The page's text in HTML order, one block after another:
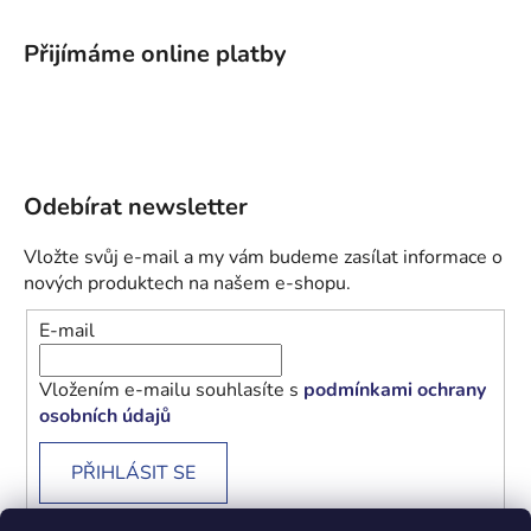
Přijímáme online platby
Odebírat newsletter
Vložte svůj e-mail a my vám budeme zasílat informace o
nových produktech na našem e-shopu.
E-mail
Vložením e-mailu souhlasíte s podmínkami ochrany
osobních údajů
PŘIHLÁSIT SE